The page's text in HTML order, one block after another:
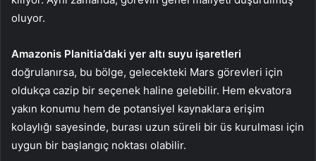
oluyor.
Amazonis Planitia’daki yer altı suyu işaretleri
doğrulanırsa, bu bölge, gelecekteki Mars görevleri için
oldukça cazip bir seçenek haline gelebilir. Hem ekvatora
yakın konumu hem de potansiyel kaynaklara erişim
kolaylığı sayesinde, burası uzun süreli bir üs kurulması için
uygun bir başlangıç noktası olabilir.